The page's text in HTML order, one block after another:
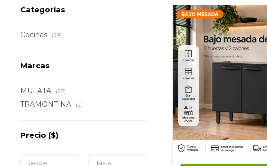
Categorías
Cocinas (29)
Marcas
MULATA (27)
TRAMONTINA (2)
Precio ($)